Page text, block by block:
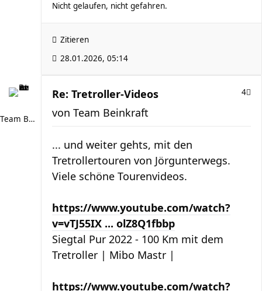
Nicht gelaufen, nicht gefahren.
Zitieren
28.01.2026, 05:14
Team Beinkraft
Re: Tretroller-Videos 4
von Team Beinkraft
... und weiter gehts, mit den
Tretrollertouren von Jörgunterwegs.
Viele schöne Tourenvideos.
https://www.youtube.com/watch?
v=vTJ55IX ... olZ8Q1fbbp
Siegtal Pur 2022 - 100 Km mit dem
Tretroller | Mibo Mastr |
https://www.youtube.com/watch?